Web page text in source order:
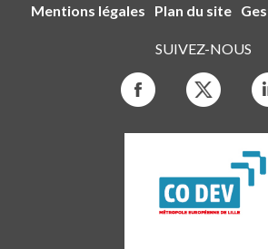
Mentions légales Plan du site
SUIVEZ-NOUS